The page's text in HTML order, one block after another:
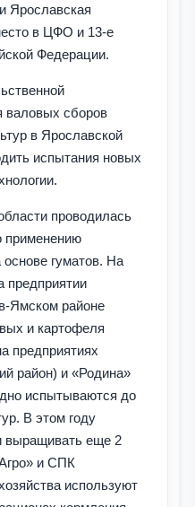
Ярославская
в ЦФО и 13-е
Федерации.
валовых сборов
в Ярославской
испытания новых
проводилась
применению
основе гуматов. На
предприятии
Ямском районе
и картофеля
предприятиях
район) и «Родина»
испытываются до
В этом году
выращивать еще 2
и СПК
используют